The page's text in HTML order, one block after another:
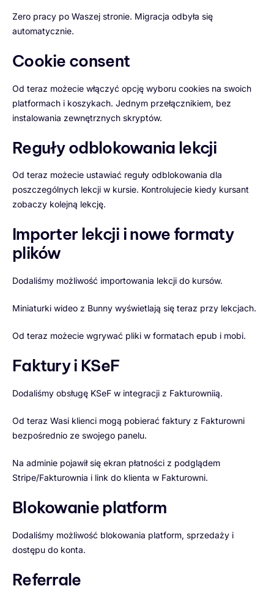
Zero pracy po Waszej stronie. Migracja odbyła się
automatycznie.
Cookie consent
Od teraz możecie włączyć opcję wyboru cookies na swoich
platformach i koszykach. Jednym przełącznikiem, bez
instalowania zewnętrznych skryptów.
Reguły odblokowania lekcji
Od teraz możecie ustawiać reguły odblokowania dla
poszczególnych lekcji w kursie. Kontrolujecie kiedy kursant
zobaczy kolejną lekcję.
Importer lekcji i nowe formaty
plików
Dodaliśmy możliwość importowania lekcji do kursów.
Miniaturki wideo z Bunny wyświetlają się teraz przy lekcjach.
Od teraz możecie wgrywać pliki w formatach epub i mobi.
Faktury i KSeF
Dodaliśmy obsługę KSeF w integracji z Fakturowniią.
Od teraz Wasi klienci mogą pobierać faktury z Fakturowni
bezpośrednio ze swojego panelu.
Na adminie pojawił się ekran płatności z podglądem
Stripe/Fakturownia i link do klienta w Fakturowni.
Blokowanie platform
Dodaliśmy możliwość blokowania platform, sprzedaży i
dostępu do konta.
Referrale